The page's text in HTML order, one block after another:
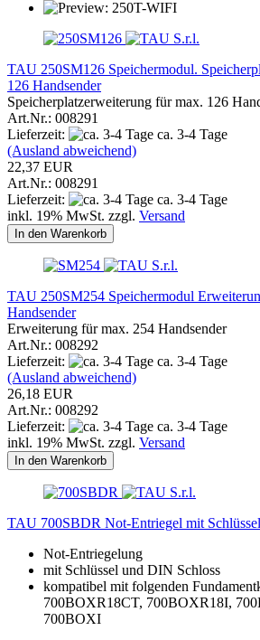
TAU 250SM126 Speichermodul.
126 Handsender
Speicherplatzerweiterung für max. 126
Art.Nr.: 008291
Lieferzeit:
ca. 3-4 Tage
(Ausland abweichend)
22,37 EUR
Art.Nr.: 008291
Lieferzeit:
ca. 3-4 Tage
inkl. 19% MwSt. zzgl. Versand
In den Warenkorb
TAU 250SM254 Speichermodul
Handsender
Erweiterung für max. 254 Handsender
Art.Nr.: 008292
Lieferzeit:
ca. 3-4 Tage
(Ausland abweichend)
26,18 EUR
Art.Nr.: 008292
Lieferzeit:
ca. 3-4 Tage
inkl. 19% MwSt. zzgl. Versand
In den Warenkorb
TAU 700SBDR Not-Entriegel mit
Not-Entriegelung
mit Schlüssel und DIN Schloss
kompatibel mit folgenden
700BOXR18CT, 700BOXR18I,
700BOXI